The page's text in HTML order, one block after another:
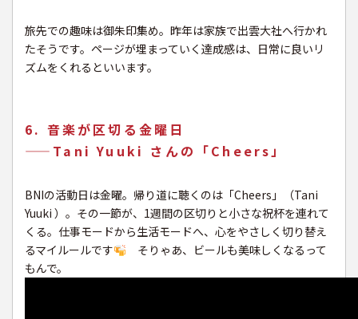
旅先での趣味は御朱印集め。昨年は家族で出雲大社へ行かれ
たそうです。ページが埋まっていく達成感は、日常に良いリ
ズムをくれるといいます。
6. 音楽が区切る金曜日
——Tani Yuuki さんの「Cheers」
BNIの活動日は金曜。帰り道に聴くのは「Cheers」（Tani
Yuuki ）。その一節が、1週間の区切りと小さな祝杯を連れて
くる。仕事モードから生活モードへ、心をやさしく切り替え
るマイルールです
そりゃあ、ビールも美味しくなるって
もんで。